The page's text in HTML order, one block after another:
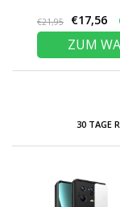
€21,95 €17,56
ZUM
30 TAGE